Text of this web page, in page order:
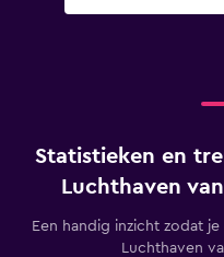
Statistieken en
Luchthaven
Een handig inzicht zodat
Luchthaven